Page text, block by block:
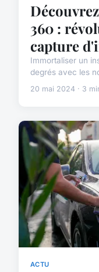
360 :
capture
Immortaliser un
degrés avec les
20 mai 2024 · 3
ACTU